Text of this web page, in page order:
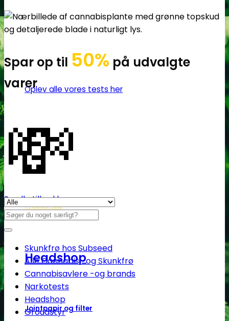
Oplev alle vores tests her
Headshop
Headshop
Jointpapir og filter
Spar op til 50% på udvalgte
varer
💸
Se alle tilbud her
Søg
efter:
Skunkfrø hos Subseed
Alle Cannabis -og Skunkfrø
Cannabisavlere -og brands
Narkotests
Headshop
Groudstyr